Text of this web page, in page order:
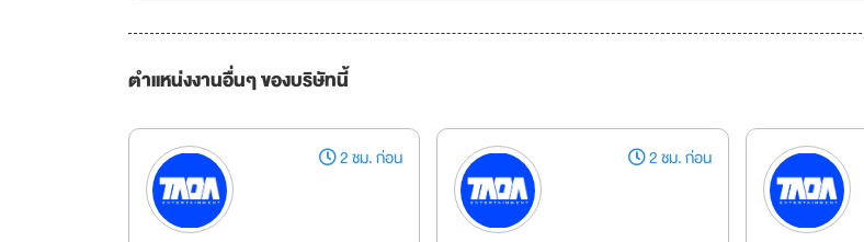
ตำแหน่งงานอื่นๆ ของบริษัทนี้
2 ชม. ก่อน 2 ชม. ก่อน